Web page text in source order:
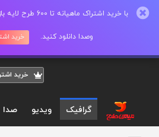
با خرید اشتراک
وصدا دانلود کنید. خرید
خريد
گرافیک ویدیو صدا